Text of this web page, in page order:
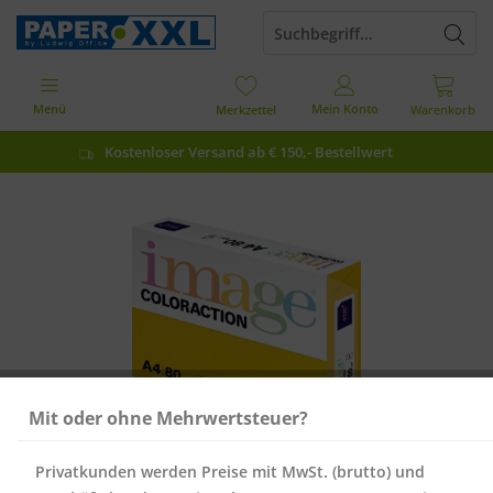
Kostenloser Versand ab € 150,- Bestellwert
Warenkorb
Merkzettel Mein Konto
Menü
Mit oder ohne Mehrwertsteuer?
Privatkunden werden Preise mit MwSt. (brutto) und